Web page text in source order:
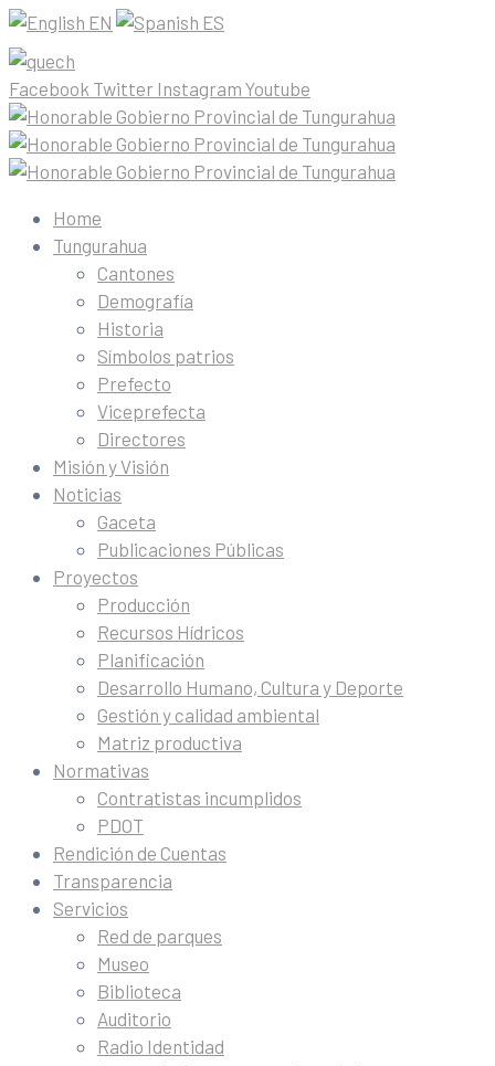
EN ES
Facebook Twitter Instagram Youtube
Home
Tungurahua
Cantones
Demografía
Historia
Símbolos patrios
Prefecto
Viceprefecta
Directores
Misión y Visión
Noticias
Gaceta
Publicaciones Públicas
Proyectos
Producción
Recursos Hídricos
Planificación
Desarrollo Humano, Cultura y Deporte
Gestión y calidad ambiental
Matriz productiva
Normativas
Contratistas incumplidos
PDOT
Rendición de Cuentas
Transparencia
Servicios
Red de parques
Museo
Biblioteca
Auditorio
Radio Identidad